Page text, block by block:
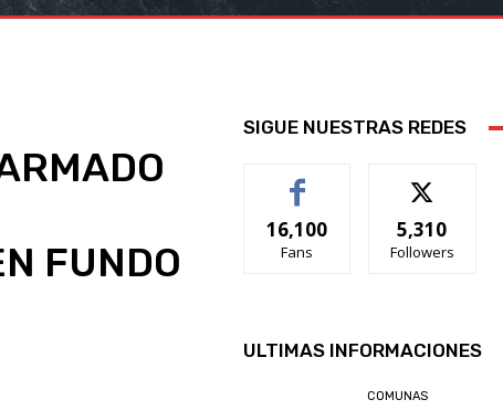
FUNDO
SIGUE NUESTRAS REDES
16,100
Fans
5,310
Followers
ULTIMAS INFORMACIONES
COMUNAS